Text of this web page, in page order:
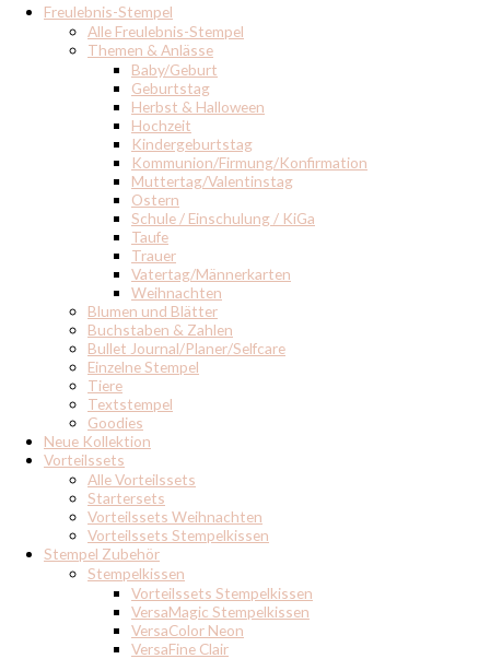
Freulebnis-Stempel
Alle Freulebnis-Stempel
Themen & Anlässe
Baby/Geburt
Geburtstag
Herbst & Halloween
Hochzeit
Kindergeburtstag
Kommunion/Firmung/Konfirmation
Muttertag/Valentinstag
Ostern
Schule / Einschulung / KiGa
Taufe
Trauer
Vatertag/Männerkarten
Weihnachten
Blumen und Blätter
Buchstaben & Zahlen
Bullet Journal/Planer/Selfcare
Einzelne Stempel
Tiere
Textstempel
Goodies
Neue Kollektion
Vorteilssets
Alle Vorteilssets
Startersets
Vorteilssets Weihnachten
Vorteilssets Stempelkissen
Stempel Zubehör
Stempelkissen
Vorteilssets Stempelkissen
VersaMagic Stempelkissen
VersaColor Neon
VersaFine Clair